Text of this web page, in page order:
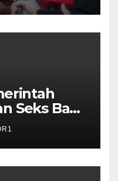
Seks Bagi
Korea